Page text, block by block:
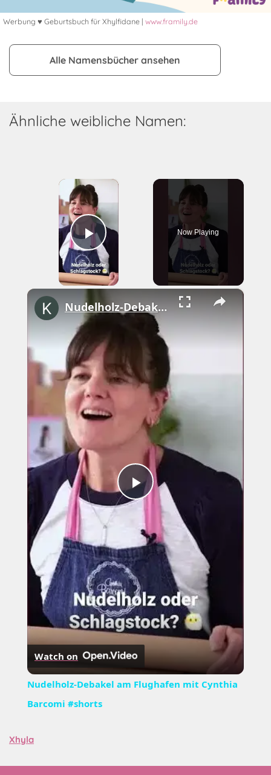
Werbung ♥ Geburtsbuch für Xhylfidane | www.framily.de
Alle Namensbücher ansehen
Ähnliche weibliche Namen:
×
Play Video
Now Playing
×
Play
Video
Nudelholz-Debakel am Flughafen mit Cynthia Barcomi #shorts
Watch on
Nudelholz-Debakel am Flughafen mit Cynthia
Barcomi #shorts
Xhyla